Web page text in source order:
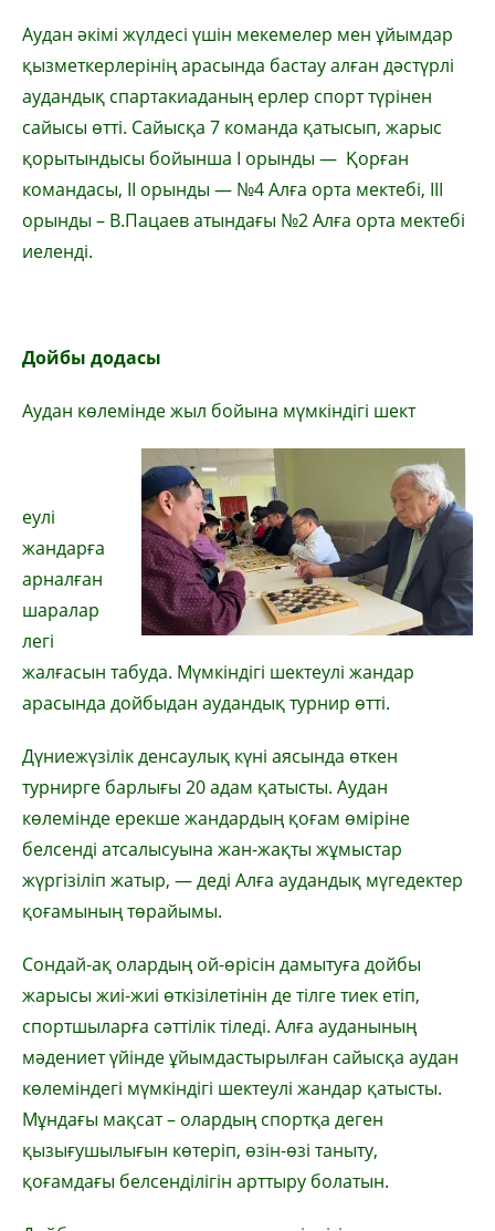
Аудан әкімі жүлдесі үшін мекемелер мен ұйымдар
қызметкерлерінің арасында бастау алған дәстүрлі
аудандық спартакиаданың ерлер спорт түрінен
сайысы өтті. Сайысқа 7 команда қатысып, жарыс
қорытындысы бойынша І орынды — Қорған
командасы, ІІ орынды — №4 Алға орта мектебі, ІІІ
орынды – В.Пацаев атындағы №2 Алға орта мектебі
иеленді.
Дойбы додасы
Аудан көлемінде жыл бойына мүмкіндігі шект
еулі
жандарға
арналған
шаралар
легі
жалғасын табуда. Мүмкіндігі шектеулі жандар
арасында дойбыдан аудандық турнир өтті.
Дүниежүзілік денсаулық күні аясында өткен
турнирге барлығы 20 адам қатысты. Аудан
көлемінде ерекше жандардың қоғам өміріне
белсенді атсалысуына жан-жақты жұмыстар
жүргізіліп жатыр, — деді Алға аудандық мүгедектер
қоғамының төрайымы.
Сондай-ақ олардың ой-өрісін дамытуға дойбы
жарысы жиі-жиі өткізілетінін де тілге тиек етіп,
спортшыларға сәттілік тіледі. Алға ауданының
мәдениет үйінде ұйымдастырылған сайысқа аудан
көлеміндегі мүмкіндігі шектеулі жандар қатысты.
Мұндағы мақсат – олардың спортқа деген
қызығушылығын көтеріп, өзін-өзі таныту,
қоғамдағы белсенділігін арттыру болатын.